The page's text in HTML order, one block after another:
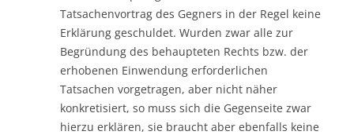
Tatsachenvortrag des Gegners in der Regel keine
Erklärung geschuldet. Wurden zwar alle zur
Begründung des behaupteten Rechts bzw. der
erhobenen Einwendung erforderlichen
Tatsachen vorgetragen, aber nicht näher
konkretisiert, so muss sich die Gegenseite zwar
hierzu erklären, sie braucht aber ebenfalls keine